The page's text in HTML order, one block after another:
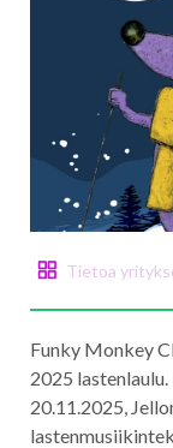
Tietoa
Funky Monkey
2025
20.11.2025,